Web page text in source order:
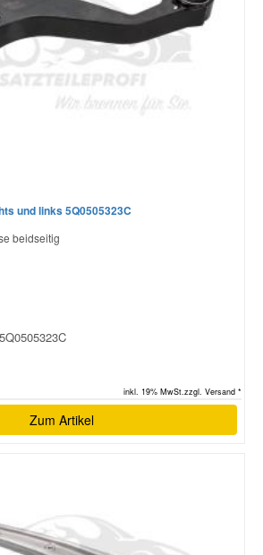
und links 5Q0505323C
beidseitig
5Q0505323C
inkl. 19% MwSt.zzgl. Versand *
Zum Artikel